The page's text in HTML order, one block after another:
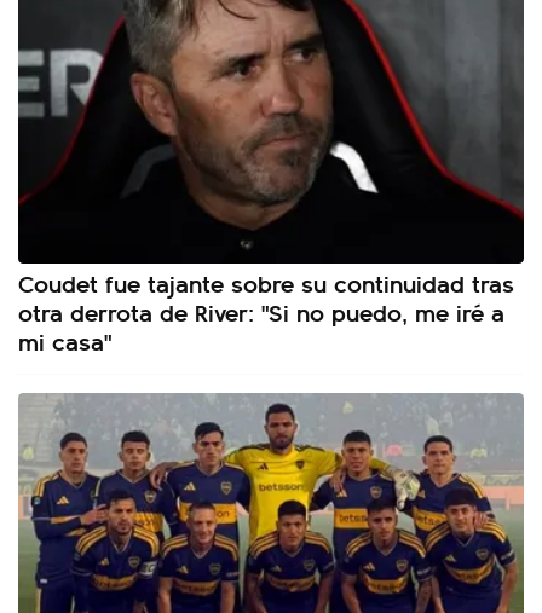
Coudet fue tajante sobre su continuidad tras
otra derrota de River: "Si no puedo, me iré a
mi casa"